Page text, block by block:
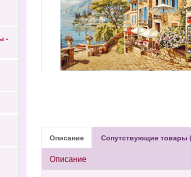
-
Описание Сопутствующие товары
Описание